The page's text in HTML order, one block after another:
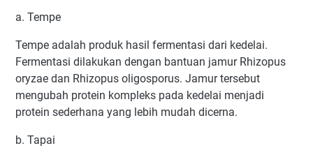
a. Tempe
Tempe adalah produk hasil fermentasi dari kedelai.
Fermentasi dilakukan dengan bantuan jamur Rhizopus
oryzae dan Rhizopus oligosporus. Jamur tersebut
mengubah protein kompleks pada kedelai menjadi
protein sederhana yang lebih mudah dicerna.
b. Tapai